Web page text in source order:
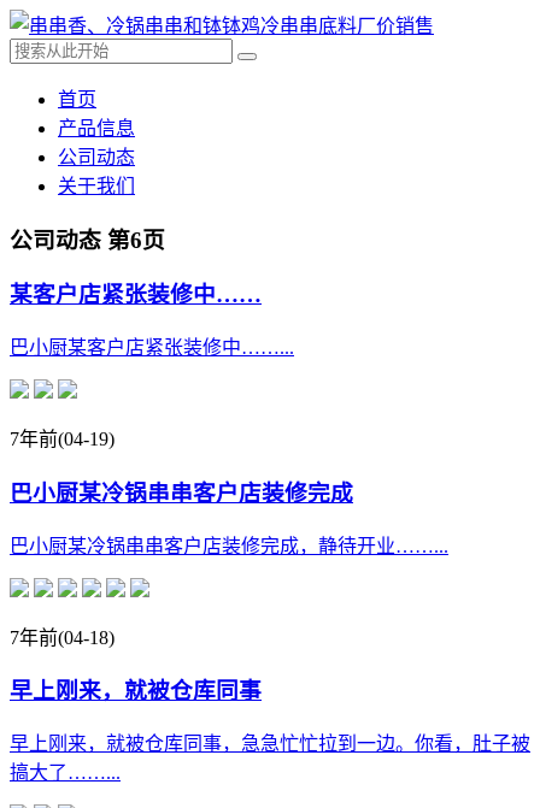
首页
产品信息
公司动态
关于我们
公司动态 第6页
某客户店紧张装修中……
巴小厨某客户店紧张装修中……...
7年前(04-19)
巴小厨某冷锅串串客户店装修完成
巴小厨某冷锅串串客户店装修完成，静待开业……...
7年前(04-18)
早上刚来，就被仓库同事
早上刚来，就被仓库同事，急急忙忙拉到一边。你看，肚子被
搞大了……...